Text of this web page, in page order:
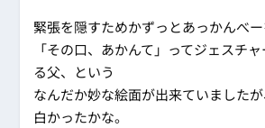
緊張を隠すためかずっとあっかんべ
「その口、あかんて」ってジェスチ
る父、という
なんだか妙な絵面が出来ていました
白かったかな。